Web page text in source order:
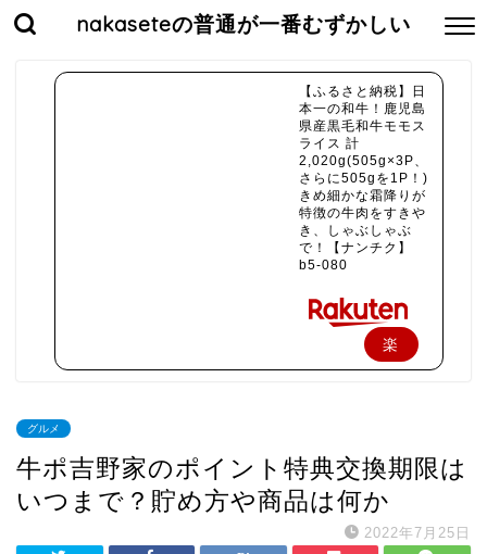
nakaseteの普通が一番むずかしい
【ふるさと納税】日
本一の和牛！鹿児島
県産黒毛和牛モモス
ライス 計
2,020g(505g×3P、
さらに505gを1P！)
きめ細かな霜降りが
特徴の牛肉をすきや
き、しゃぶしゃぶ
で！【ナンチク】
b5-080
楽
入
グルメ
牛ポ吉野家のポイント特典交換期限は
いつまで？貯め方や商品は何か
2022年7月25日